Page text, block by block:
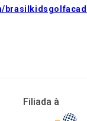
Filiada à